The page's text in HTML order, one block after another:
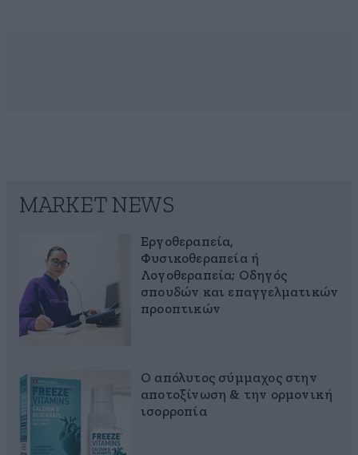
MARKET NEWS
Εργοθεραπεία,
Φυσικοθεραπεία ή
Λογοθεραπεία; Οδηγός
σπουδών και επαγγελματικών
προοπτικών
Ο απόλυτος σύμμαχος στην
αποτοξίνωση & την ορμονική
ισορροπία